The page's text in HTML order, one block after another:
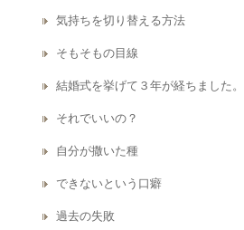
気持ちを切り替える方法
そもそもの目線
結婚式を挙げて３年が経ちました。
それでいいの？
自分が撒いた種
できないという口癖
過去の失敗